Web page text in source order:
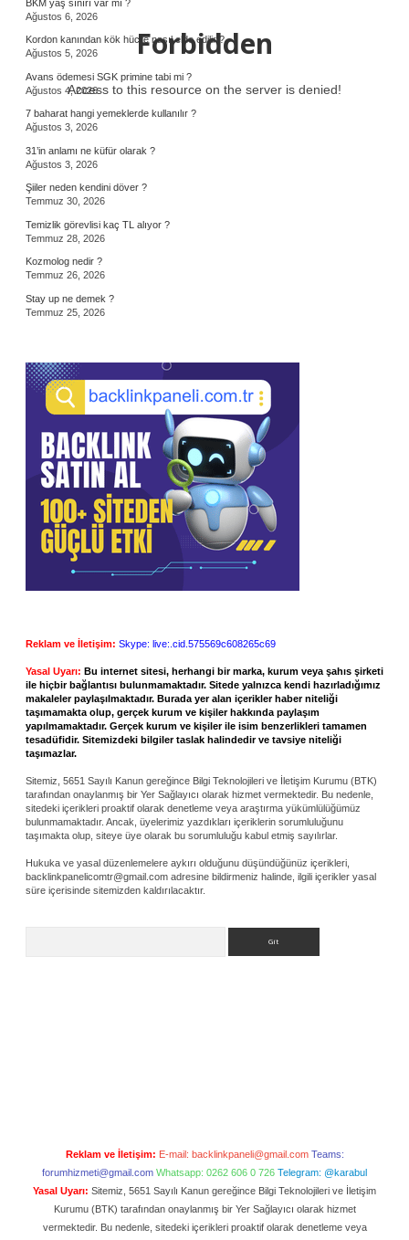
BKM yaş sınırı var mı ?
Ağustos 6, 2026
Kordon kanından kök hücre nasıl elde edilir ?
Ağustos 5, 2026
Avans ödemesi SGK primine tabi mi ?
Ağustos 4, 2026
7 baharat hangi yemeklerde kullanılır ?
Ağustos 3, 2026
31’in anlamı ne küfür olarak ?
Ağustos 3, 2026
Şiiler neden kendini döver ?
Temmuz 30, 2026
Temizlik görevlisi kaç TL alıyor ?
Temmuz 28, 2026
Kozmolog nedir ?
Temmuz 26, 2026
Stay up ne demek ?
Temmuz 25, 2026
Reklam ve İletişim: Skype: live:.cid.575569c608265c69
Yasal Uyarı: Bu internet sitesi, herhangi bir marka, kurum veya şahıs şirketi
ile hiçbir bağlantısı bulunmamaktadır. Sitede yalnızca kendi hazırladığımız
makaleler paylaşılmaktadır. Burada yer alan içerikler haber niteliği
taşımamakta olup, gerçek kurum ve kişiler hakkında paylaşım
yapılmamaktadır. Gerçek kurum ve kişiler ile isim benzerlikleri tamamen
tesadüfidir. Sitemizdeki bilgiler taslak halindedir ve tavsiye niteliği
taşımazlar.
Sitemiz, 5651 Sayılı Kanun gereğince Bilgi Teknolojileri ve İletişim Kurumu (BTK)
tarafından onaylanmış bir Yer Sağlayıcı olarak hizmet vermektedir. Bu nedenle,
sitedeki içerikleri proaktif olarak denetleme veya araştırma yükümlülüğümüz
bulunmamaktadır. Ancak, üyelerimiz yazdıkları içeriklerin sorumluluğunu
taşımakta olup, siteye üye olarak bu sorumluluğu kabul etmiş sayılırlar.
Hukuka ve yasal düzenlemelere aykırı olduğunu düşündüğünüz içerikleri,
backlinkpanelicomtr@gmail.com adresine bildirmeniz halinde, ilgili içerikler yasal
süre içerisinde sitemizden kaldırılacaktır.
Forbidden
Access to this resource on the server is denied!
Reklam ve İletişim: E-mail: backlinkpaneli@gmail.com Teams:
forumhizmeti@gmail.com Whatsapp: 0262 606 0 726 Telegram: @karabul
Yasal Uyarı: Sitemiz, 5651 Sayılı Kanun gereğince Bilgi Teknolojileri ve İletişim
Kurumu (BTK) tarafından onaylanmış bir Yer Sağlayıcı olarak hizmet
vermektedir. Bu nedenle, sitedeki içerikleri proaktif olarak denetleme veya